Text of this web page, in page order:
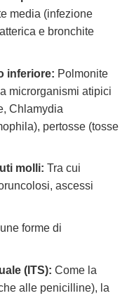
media (infezione
e bronchite
inferiore: Polmonite
microrganismi atipici
Chlamydia
pertosse (tosse
molli: Tra cui
ascessi
forme di
(ITS): Come la
alle penicilline), la